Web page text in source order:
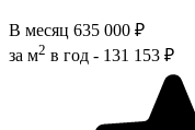
В месяц 635 000 ₽
за м2 в год - 131 153 ₽